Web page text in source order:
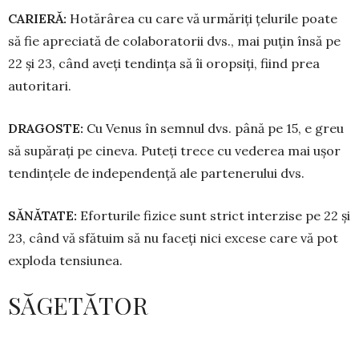
CARIERĂ: Hotărârea cu care vă urmăriți țe­lu­rile poate
să fie apreciată de cola­boratorii dvs., mai puțin însă pe
22 și 23, când aveți tendința să îi oropsiți, fiind prea
autoritari.
DRAGOSTE: Cu Venus în semnul dvs. până pe 15, e greu
să supărați pe cineva. Puteți trece cu vederea mai ușor
tendințele de in­dependență ale partenerului dvs.
SĂNĂTATE: Eforturile fizice sunt strict inter­zise pe 22 și
23, când vă sfătuim să nu faceți nici excese care vă pot
exploda tensiu­nea.
SĂGETĂTOR